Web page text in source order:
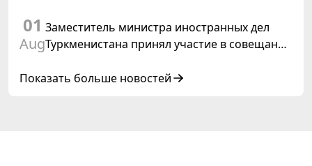
Туркменистаном
01
Aug
Заместитель министра иностранных дел
Туркменистана принял участие в совещании
сотрудничества «Центральная Азия –
Показать больше новостей